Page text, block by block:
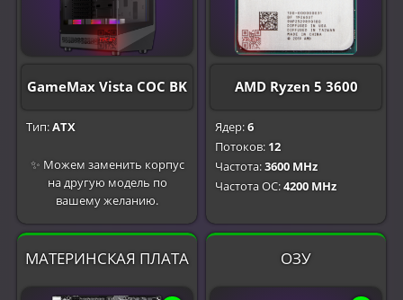
GameMax Vista COC BK
Тип:ATX
✨ Можем заменить корпус
на другую модель по
вашему желанию.
AMD Ryzen 5 3600
Ядер:6
Потоков: 12
Частота:3600 MHz
Частота OC:4200 MHz
МАТЕРИНСКАЯ ПЛАТА ОЗУ